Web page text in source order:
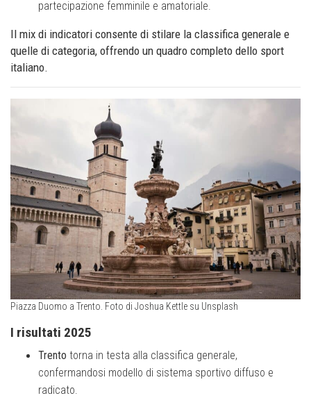
partecipazione femminile e amatoriale.
Il mix di indicatori consente di stilare la classifica generale e
quelle di categoria, offrendo un quadro completo dello sport
italiano.
Piazza Duomo a Trento. Foto di Joshua Kettle su Unsplash
I risultati 2025
Trento torna in testa alla classifica generale,
confermandosi modello di sistema sportivo diffuso e
radicato.